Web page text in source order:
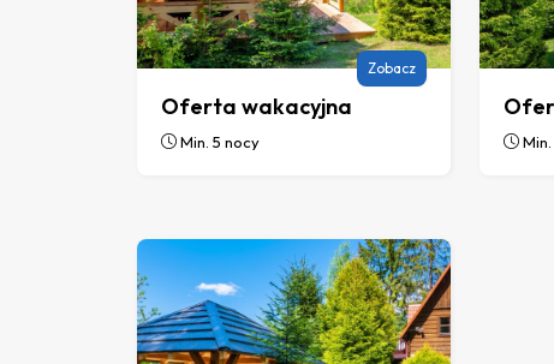
Oferta wakacyjna
Min. 5 nocy
Zobacz